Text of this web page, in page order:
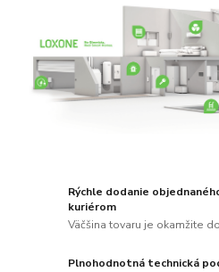
Rýchle dodanie
kuriérom
Väčšina tovaru je okamžite
Plnohodnotná technická